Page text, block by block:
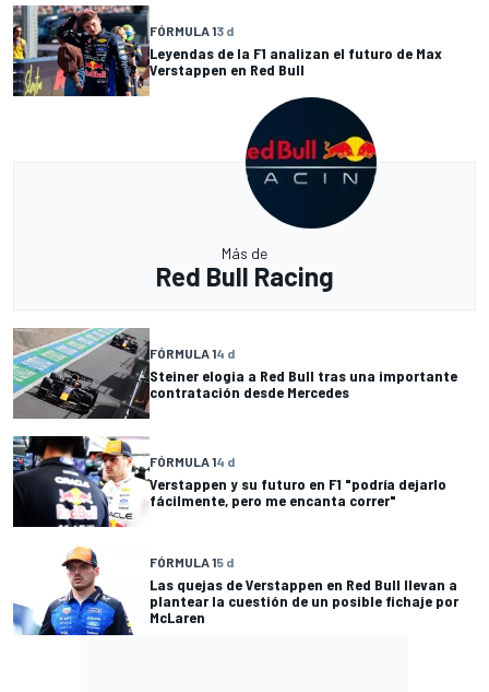
FÓRMULA 13 d
Leyendas de la F1 analizan el futuro de Max
Verstappen en Red Bull
Más de
Red Bull Racing
FÓRMULA 14 d
Steiner elogia a Red Bull tras una importante
contratación desde Mercedes
FÓRMULA 14 d
Verstappen y su futuro en F1 "podría dejarlo
fácilmente, pero me encanta correr"
FÓRMULA 15 d
Las quejas de Verstappen en Red Bull llevan a
plantear la cuestión de un posible fichaje por
McLaren